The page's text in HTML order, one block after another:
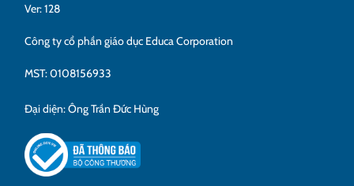
Ver: 128
Công ty cổ phần giáo dục Educa Corporation
MST: 0108156933
Đại diện: Ông Trần Đức Hùng